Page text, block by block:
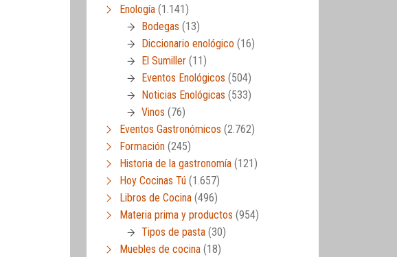
Enología (1.141)
Bodegas (13)
Diccionario enológico (16)
El Sumiller (11)
Eventos Enológicos (504)
Noticias Enológicas (533)
Vinos (76)
Eventos Gastronómicos (2.762)
Formación (245)
Historia de la gastronomía (121)
Hoy Cocinas Tú (1.657)
Libros de Cocina (496)
Materia prima y productos (954)
Tipos de pasta (30)
Muebles de cocina (18)